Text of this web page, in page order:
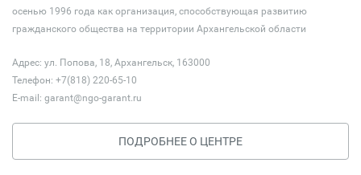
осенью 1996 года как организация, способствующая развитию
гражданского общества на территории Архангельской области
Адрес: ул. Попова, 18, Архангельск, 163000
Телефон: +7(818) 220-65-10
E-mail: garant@ngo-garant.ru
ПОДРОБНЕЕ О ЦЕНТРЕ